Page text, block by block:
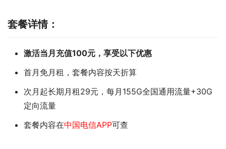
套餐详情：
激活当月充值100元，享受以下优惠
首月免月租，套餐内容按天折算
次月起长期月租29元，每月155G全国通用流量+30G
定向流量
套餐内容在中国电信APP可查